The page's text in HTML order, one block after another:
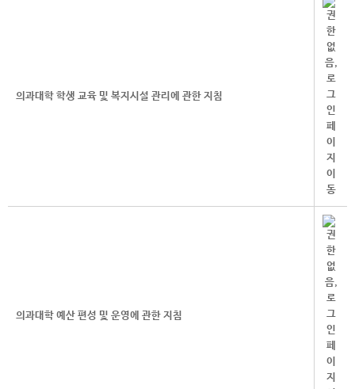
의과대학 학생 교육 및 복지시설 관리에 관한 지침
의과대학 예산 편성 및 운영에 관한 지침